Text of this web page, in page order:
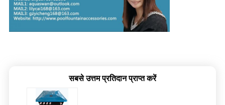
सबसे उत्तम प्रतिदान प्राप्त करें